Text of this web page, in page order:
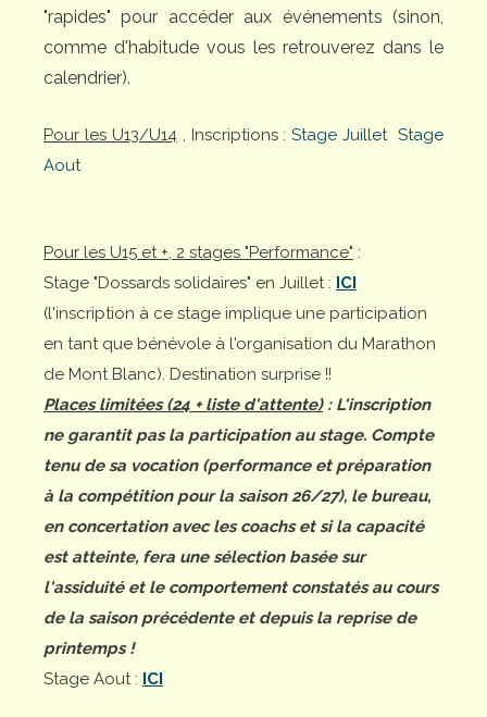
"rapides" pour accéder aux événements (sinon,
comme d'habitude vous les retrouverez dans le
calendrier).
Pour les U13/U14, Inscriptions :Stage Juillet Stage
Aout
Pour les U15 et +, 2 stages "Performance" :
Stage "Dossards solidaires" en Juillet : ICI
(l'inscription à ce stage implique une participation
en tant que bénévole à l'organisation du Marathon
de Mont Blanc). Destination surprise !!
Places limitées (24 + liste d'attente): L'inscription
ne garantit pas la participation au stage. Compte
tenu de sa vocation (performance et préparation
à la compétition pour la saison 26/27), le bureau,
en concertation avec les coachs et si la capacité
est atteinte, fera une sélection basée sur
l'assiduité et le comportement constatés au cours
de la saison précédente et depuis la reprise de
printemps !
Stage Aout : ICI